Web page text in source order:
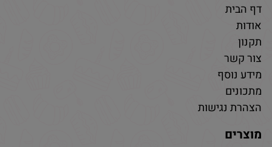
דף הבית
אודות
תקנון
צור קשר
מידע נוסף
מתכונים
הצהרת נגישות
מוצרים